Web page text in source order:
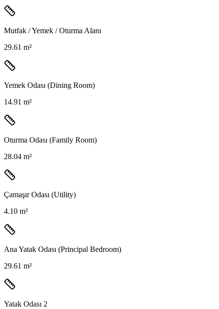
Mutfak / Yemek / Oturma Alanı
29.61 m²
Yemek Odası (Dining Room)
14.91 m²
Oturma Odası (Family Room)
28.04 m²
Çamaşır Odası (Utility)
4.10 m²
Ana Yatak Odası (Principal Bedroom)
29.61 m²
Yatak Odası 2